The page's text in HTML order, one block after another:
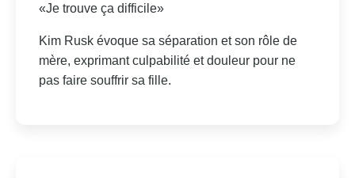
«Je trouve ça difficile»
Kim Rusk évoque sa séparation et son rôle de
mère, exprimant culpabilité et douleur pour ne
pas faire souffrir sa fille.